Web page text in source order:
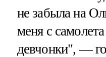
не забыла на
меня с
девчонки", —